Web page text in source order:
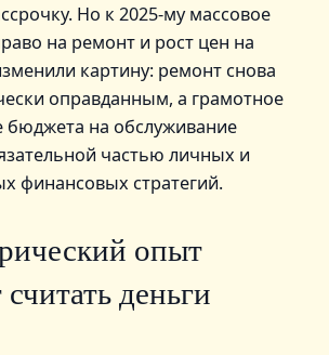
Но к 2025‑му массовое
на ремонт и рост цен на
картину: ремонт снова
оправданным, а грамотное
бюджета на обслуживание
частью личных и
финансовых стратегий.
опыт
деньги